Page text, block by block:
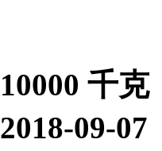
10000 千克
2018-09-07